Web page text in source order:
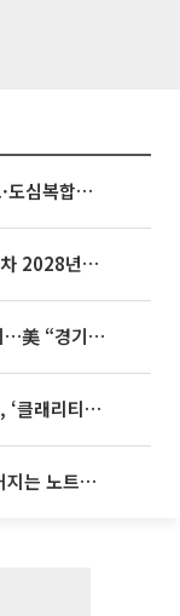
영끌 '주택공급' 대책 임박⋯비아파트·도심복합까지 총동원
종부세 개편에도…1·3주택 종부세 격차 2028년부터 확대
이란, 미국에 호르무즈 합의 조건 제시…美 “경기 아직 안 끝나” [종합]
미국, 가상자산 포괄 규제 속도…상원, ‘클래리티법’ 9월 절차투표 추진
맥북 품은 삼성에 ‘중국산’ 맹추격⋯커지는 노트북 OLED 시장